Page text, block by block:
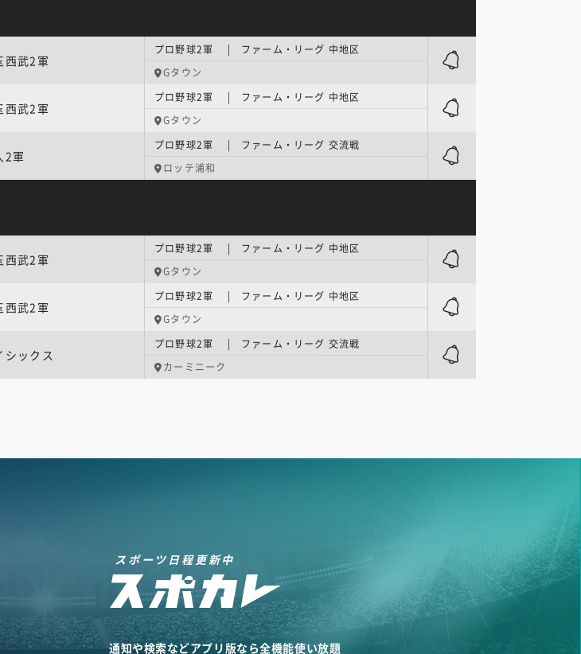
西武2軍
プロ野球2軍 | ファーム・リーグ 中地区
Gタウン
西武2軍
プロ野球2軍 | ファーム・リーグ 中地区
Gタウン
2軍
プロ野球2軍 | ファーム・リーグ 交流戦
ロッテ浦和
西武2軍
プロ野球2軍 | ファーム・リーグ 中地区
Gタウン
西武2軍
プロ野球2軍 | ファーム・リーグ 中地区
Gタウン
シックス
プロ野球2軍 | ファーム・リーグ 交流戦
カーミニーク
スポーツ日程更新中
通知や検索などアプリ版なら全機能使い放題